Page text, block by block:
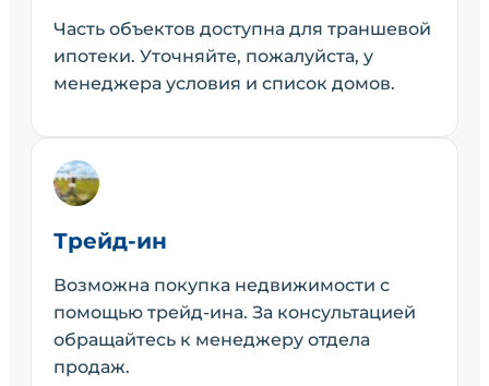
Часть объектов доступна для траншевой
ипотеки. Уточняйте, пожалуйста, у
менеджера условия и список домов.
Трейд-ин
Возможна покупка недвижимости с
помощью трейд-ина. За консультацией
обращайтесь к менеджеру отдела
продаж.